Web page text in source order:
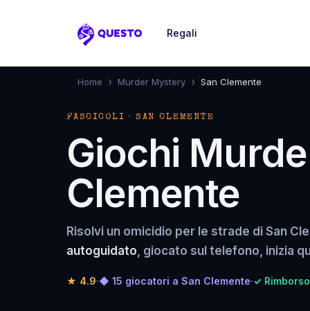
Questo
Regali
Home › Murder Mystery › San Clemente
FASCICOLI · SAN CLEMENTE
Giochi
Clemente
Risolvi un omicidio per le strade di San
autoguidato, giocato sul telefono, inizia
★ 4.9·◆ 15 giocatori a San Clemente·✓